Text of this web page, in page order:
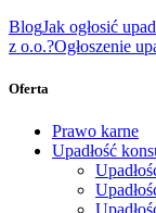
BlogJak ogłosić
z o.o.?Ogłoszenie
Oferta
Prawo karne
Upadłość